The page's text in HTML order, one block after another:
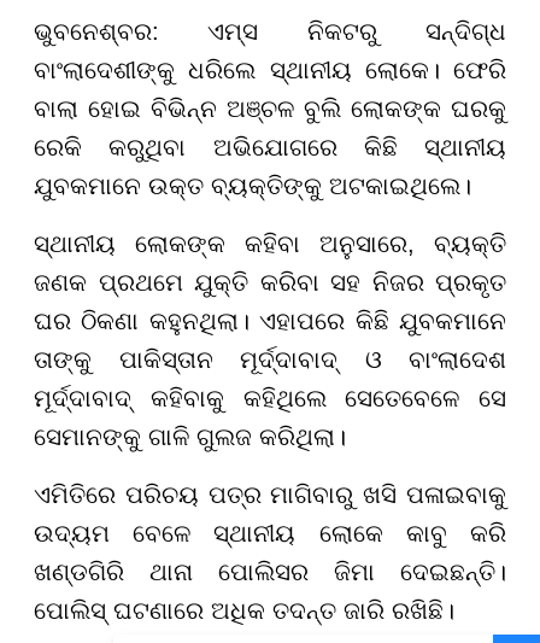
ଭୁବନେଶ୍ବର: ଏମ୍ସ ନିକଟରୁ ସନ୍ଦିଗ୍ଧ
ବାଂଲାଦେଶୀଙ୍କୁ ଧରିଲେ ସ୍ଥାନୀୟ ଲୋକେ। ଫେରି
ବାଲା ହୋଇ ବିଭିନ୍ନ ଅଞ୍ଚଳ ବୁଲି ଲୋକଙ୍କ ଘରକୁ
ରେକି କରୁଥିବା ଅଭିଯୋଗରେ କିଛି ସ୍ଥାନୀୟ
ଯୁବକମାନେ ଉକ୍ତ ବ୍ୟକ୍ତିଙ୍କୁ ଅଟକାଇଥିଲେ।
ସ୍ଥାନୀୟ ଲୋକଙ୍କ କହିବା ଅନୁସାରେ, ବ୍ୟକ୍ତି
ଜଣକ ପ୍ରଥମେ ଯୁକ୍ତି କରିବା ସହ ନିଜର ପ୍ରକୃତ
ଘର ଠିକଣା କହୁନଥିଲା। ଏହାପରେ କିଛି ଯୁବକମାନେ
ତାଙ୍କୁ ପାକିସ୍ତାନ ମୂର୍ଦ୍ଦାବାଦ୍ ଓ ବାଂଲାଦେଶ
ମୂର୍ଦ୍ଦାବାଦ୍ କହିବାକୁ କହିଥିଲେ ସେତେବେଳେ ସେ
ସେମାନଙ୍କୁ ଗାଳି ଗୁଲଜ କରିଥିଲା।
ଏମିତିରେ ପରିଚୟ ପତ୍ର ମାଗିବାରୁ ଖସି ପଳାଇବାକୁ
ଉଦ୍ୟମ ବେଳେ ସ୍ଥାନୀୟ ଲୋକେ କାବୁ କରି
ଖଣ୍ଡଗିରି ଥାନା ପୋଲିସର ଜିମା ଦେଇଛନ୍ତି।
ପୋଲିସ୍ ଘଟଣାରେ ଅଧିକ ତଦନ୍ତ ଜାରି ରଖିଛି।